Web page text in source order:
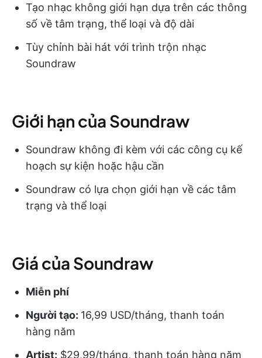
Tạo nhạc không giới hạn dựa trên các thông
số về tâm trạng, thể loại và độ dài
Tùy chỉnh bài hát với trình trộn nhạc
Soundraw
Giới hạn của Soundraw
Soundraw không đi kèm với các công cụ kế
hoạch sự kiện hoặc hậu cần
Soundraw có lựa chọn giới hạn về các tâm
trạng và thể loại
Giá của Soundraw
Miễn phí
Người tạo: 16,99 USD/tháng, thanh toán
hàng năm
Artist: $29,99/tháng, thanh toán hàng năm